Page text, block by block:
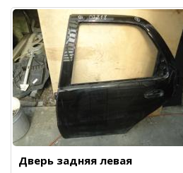
Дверь задняя левая